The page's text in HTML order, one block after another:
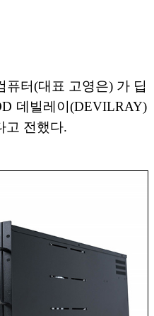
퓨터(대표 고영은) 가 딥
데빌레이(DEVILRAY)
고 전했다.